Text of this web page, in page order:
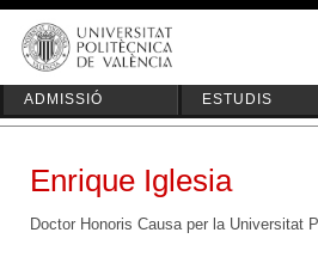
ADMISSIÓ ESTUDIS
Enrique Iglesia
Doctor Honoris Causa per la Universitat